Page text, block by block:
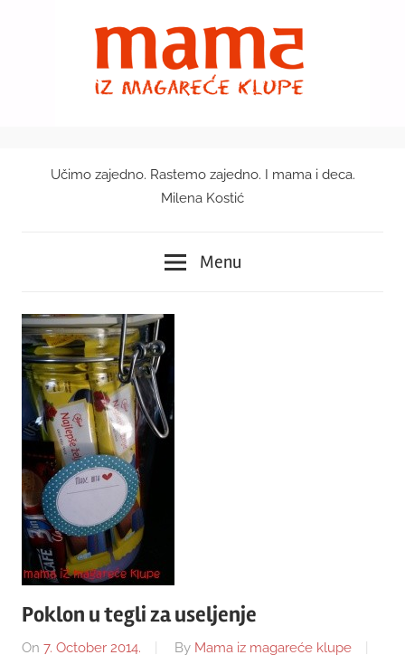
Mama
magareće
klupe
Učimo zajedno. Rastemo zajedno. I mama i deca.
Milena Kostić
Menu
Poklon u tegli za useljenje
On 7. October 2014. By Mama iz magareće klupe